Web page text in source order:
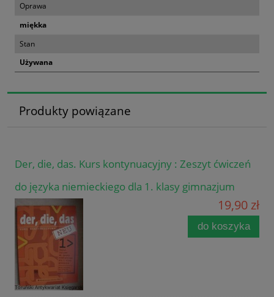
Oprawa
miękka
Stan
Używana
Produkty powiązane
Der, die, das. Kurs kontynuacyjny : Zeszyt ćwiczeń
do języka niemieckiego dla 1. klasy gimnazjum
19,90 zł
do koszyka